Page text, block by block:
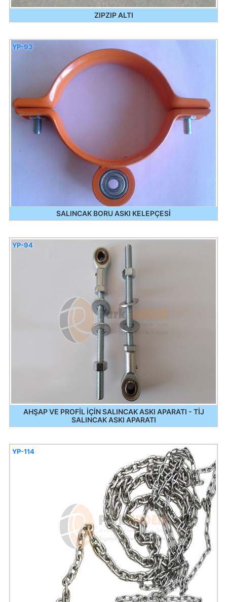
ZIPZIP ALTI
SALINCAK BORU ASKI KELEPÇESİ
YP-93
AHŞAP VE PROFİL İÇİN SALINCAK ASKI APARATI - TİJ
SALINCAK ASKI APARATI
YP-94
YP-114